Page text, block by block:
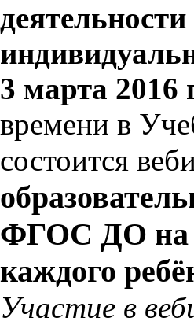
3 марта 2016
времени в
состоится
ФГОС ДО на
каждого
Участие в